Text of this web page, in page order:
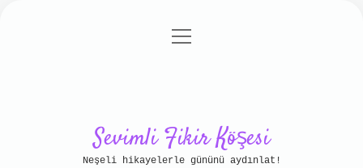
Gizlilik Politikası
menüyü
Sevimli Fikir Köşesi
Neşeli hikayelerle gününü aydınlat!